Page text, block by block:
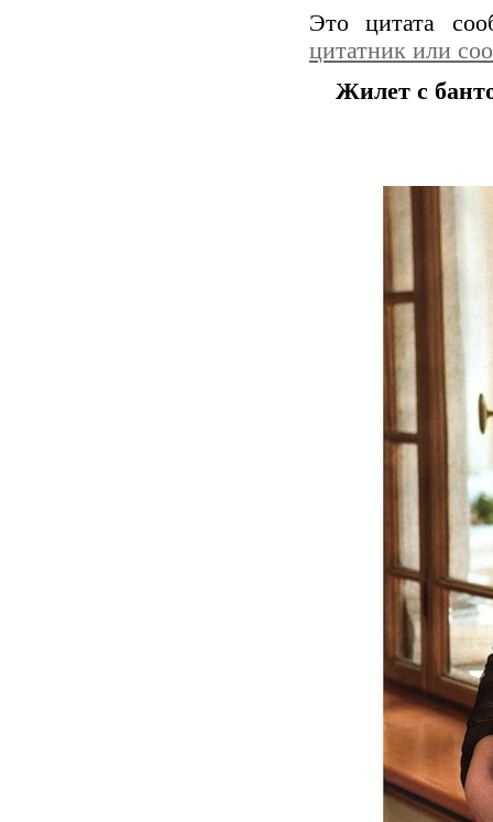
Это цитата
цитатник или
Жилет с